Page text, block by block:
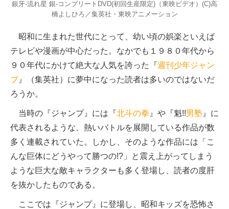
銀牙-流れ星 銀-コンプリートDVD(初回生産限定)（東映ビデオ）(C)高
橋よしひろ／集英社・東映アニメーション
昭和に生まれた世代にとって、幼い頃の娯楽といえば
テレビや漫画が中心だった。なかでも１９８０年代から
９０年代にかけて絶大な人気を誇った『週刊少年ジャン
プ』（集英社）に夢中になった読者は多いのではないだ
ろうか。
当時の『ジャンプ』には『北斗の拳 』や『魁!!男塾 』に
代表されるような、熱いバトルを展開している作品が数
多く連載されていた。しかし、そのような作品には「こ
んな巨体にどうやって勝つの!?」と震え上がってしまう
ような巨大な敵キャラクターも多く登場し、読者の度肝
を抜かしたものである。
ここでは『ジャンプ』に登場し、昭和キッズを恐怖さ